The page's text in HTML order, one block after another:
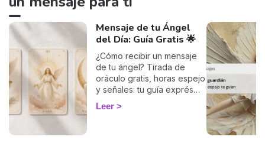
Mensaje de tu Ángel
del Día: Guía Gratis 🌟
¿Cómo recibir un mensaje
de tu ángel? Tirada de
oráculo gratis, horas espejo
y señales: tu guía exprés
para descifrar el mensaje
de tus ángeles hoy.
Leer